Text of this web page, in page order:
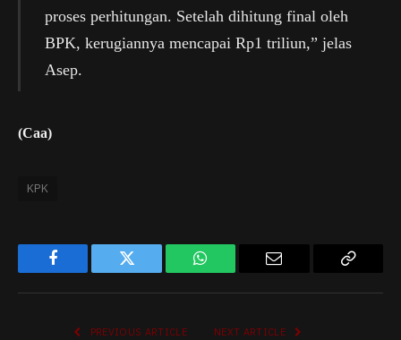
proses perhitungan. Setelah dihitung final oleh
BPK, kerugiannya mencapai Rp1 triliun,” jelas
Asep.
(Caa)
KPK
Facebook Twitter WhatsApp
PREVIOUS ARTICLE NEXT ARTICLE